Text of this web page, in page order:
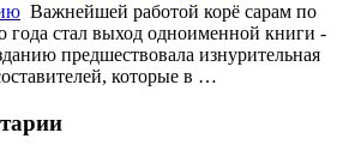
Важнейшей работой корё сарам по
года стал выход одноименной книги -
предшествовала изнурительная
которые в …